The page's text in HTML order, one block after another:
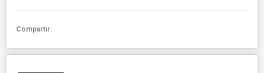
Compartir: